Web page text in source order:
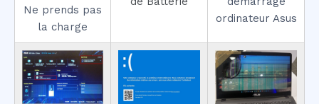
Ne prends pas
la charge
ordinateur Asus